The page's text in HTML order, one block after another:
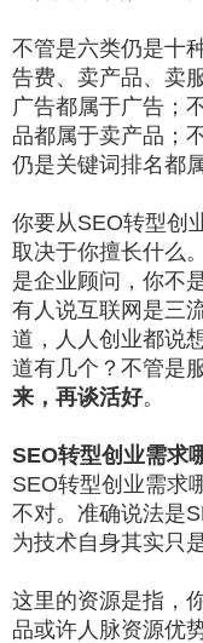
不管是六类仍是十
告费、卖产品、卖服
广告都属于广告；
品都属于卖产品；
仍是关键词排名都
你要从SEO转型创
取决于你擅长什么
是企业顾问，你不
有人说互联网是三
道，人人创业都说
道有几个？不管是
来，再谈活好。
SEO转型创业需求
SEO转型创业需求
不对。准确说法是
为技术自身其实只
这里的资源是指，
品或许人脉资源优势